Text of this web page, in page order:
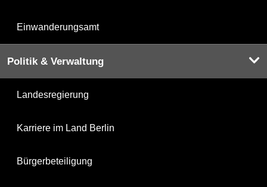
Einwanderungsamt
Politik & Verwaltung
Landesregierung
Karriere im Land Berlin
Bürgerbeteiligung